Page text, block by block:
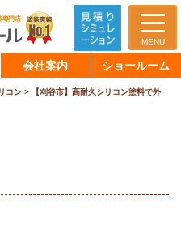
MENU
会社案内 ショールーム
コン >
【刈谷市】高耐久シリコン塗料で外